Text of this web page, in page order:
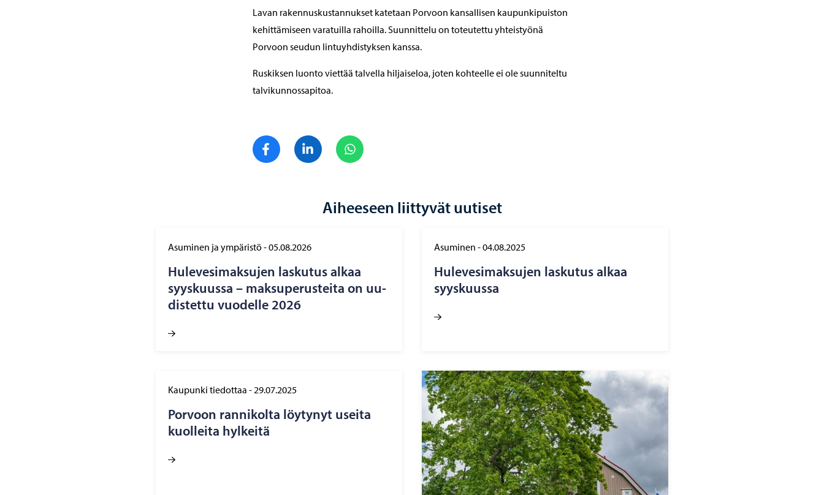
Lavan rakennuskustannukset katetaan Porvoon kansallisen kaupunkipuiston
kehittämiseen varatuilla rahoilla. Suunnittelu on toteutettu yhteistyönä
Porvoon seudun lintuyhdistyksen kanssa.
Ruskiksen luonto viettää talvella hiljaiseloa, joten kohteelle ei ole suunniteltu
talvikunnossapitoa.
Jaa FacebookJaa LinkedIn
Aiheeseen liittyvät uutiset
Asuminen ja ympäristö-05.08.2026
Hu­le­ve­si­mak­su­jen las­ku­tus alkaa
syys­kuus­sa – mak­su­pe­rus­tei­ta on uu­
dis­tet­tu vuo­del­le 2026
Asuminen -04.08.2025
Hu­le­ve­si­mak­su­jen las­ku­tus alkaa
syys­kuus­sa
Kaupunki tiedottaa -29.07.2025
Por­voon ran­ni­kol­ta löy­ty­nyt usei­ta
kuol­lei­ta hyl­kei­tä